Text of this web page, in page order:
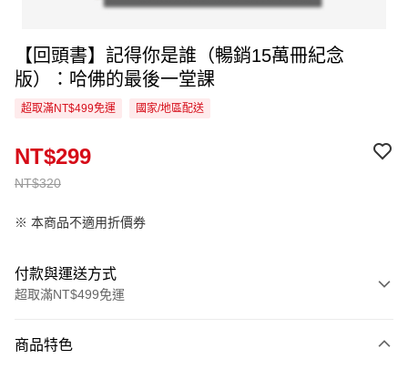
【回頭書】記得你是誰（暢銷15萬冊紀念
版）：哈佛的最後一堂課
超取滿NT$499免運 國家/地區配送
NT$320
NT$299
※ 本商品不適用折價券
付款與運送方式
超取滿NT$499免運
信用卡一次付款
商品特色